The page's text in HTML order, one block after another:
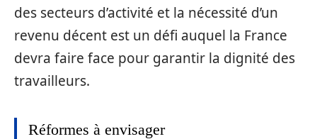
des secteurs d’activité et la nécessité d’un
revenu décent est un défi auquel la France
devra faire face pour garantir la dignité des
travailleurs.
Réformes à envisager